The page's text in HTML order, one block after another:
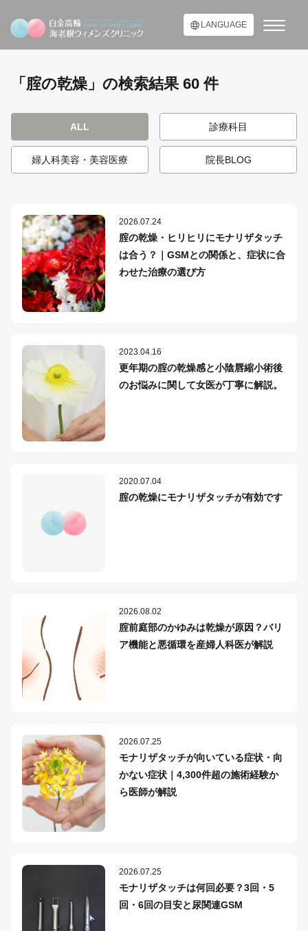
LANGUAGE
「腟の乾燥」の検索結果 60 件
ALL 診療科目
婦人科美容・美容医療 院長BLOG
2026.07.24
腟の乾燥・ヒリヒリにモナリザタッチ
は合う？｜GSMとの関係と、症状に合
わせた治療の選び方
2023.04.16
更年期の腟の乾燥感と小陰唇縮小術後
のお悩みに関して女医が丁寧に解説。
2020.07.04
腟の乾燥にモナリザタッチが有効です
2026.08.02
腟前庭部のかゆみは乾燥が原因？バリ
ア機能と悪循環を産婦人科医が解説
2026.07.25
モナリザタッチが向いている症状・向
かない症状｜4,300件超の施術経験か
ら医師が解説
2026.07.25
モナリザタッチは何回必要？3回・5
回・6回の目安と尿関連GSM